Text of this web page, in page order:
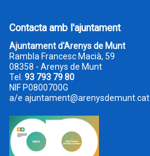
Contacta amb l'ajuntament
Ajuntament d'Arenys de Munt
Rambla Francesc Macià, 59
08358 - Arenys de Munt
Tel. 93 793 79 80
NIF P0800700G
a/e ajuntament@arenysdemunt.cat